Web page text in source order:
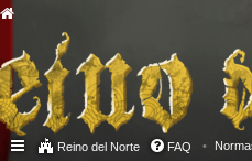
Reino del Norte FAQ